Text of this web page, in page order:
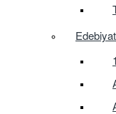
Edebiyat